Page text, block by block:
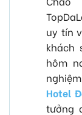
uy tín
khách
hôm
Hotel
tưởng